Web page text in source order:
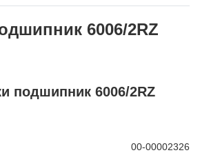
6006/2RZ
подшипник 6006/2RZ
00-00002326